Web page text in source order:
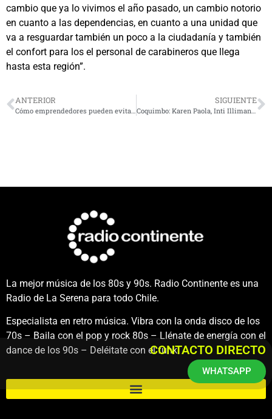
cambio que ya lo vivimos el año pasado, un cambio notorio
en cuanto a las dependencias, en cuanto a una unidad que
va a resguardar también un poco a la ciudadanía y también
el confort para los el personal de carabineros que llega
hasta esta región”.
ANTERIOR SIGUIENTE
La mejor música de los 80s y 90s. Radio Continente es una
Radio de La Serena para todo Chile.
Especialista en retro música. Vibra con la onda disco de los
70s – Baila con el pop y rock 80s – Llénate de energía con el
dance de los 90s – Deléitate con el funk.CONTACTO DIRECTO
WHATSAPP